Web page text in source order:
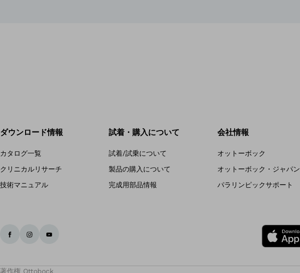
ダウンロード情報
カタログ一覧
クリニカルリサーチ
技術マニュアル
試着・購入について
試着/試乗について
製品の購入について
完成用部品情報
会社情報
オットーボック
オットーボック・ジャパン
パラリンピックサポート
著作権 Ottobock